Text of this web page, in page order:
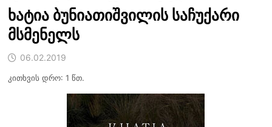
ხატია ბუნიათიშვილის საჩუქარი
მსმენელს
06.02.2019
კითხვის დრო: 1 წთ.